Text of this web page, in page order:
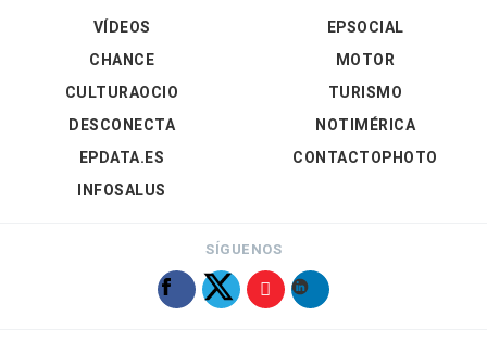
VÍDEOS
EPSOCIAL
CHANCE
CULTURAOCIO
DESCONECTA
EPDATA.ES
INFOSALUS
MOTOR
TURISMO
NOTIMÉRICA
CONTACTOPHOTO
SÍGUENOS